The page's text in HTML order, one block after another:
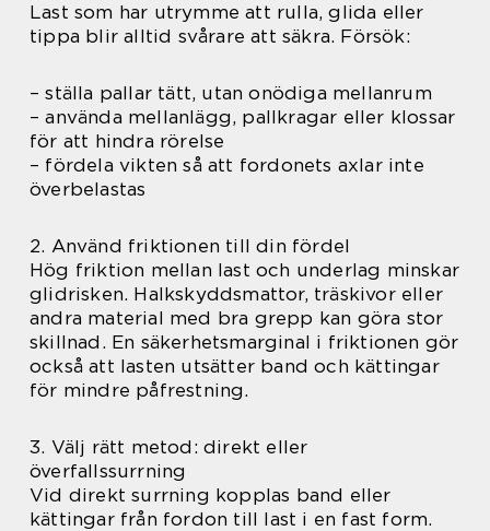
Last som har utrymme att rulla, glida eller
tippa blir alltid svårare att säkra. Försök:
– ställa pallar tätt, utan onödiga mellanrum
– använda mellanlägg, pallkragar eller klossar
för att hindra rörelse
– fördela vikten så att fordonets axlar inte
överbelastas
2. Använd friktionen till din fördel
Hög friktion mellan last och underlag minskar
glidrisken. Halkskyddsmattor, träskivor eller
andra material med bra grepp kan göra stor
skillnad. En säkerhetsmarginal i friktionen gör
också att lasten utsätter band och kättingar
för mindre påfrestning.
3. Välj rätt metod: direkt eller
överfallssurrning
Vid direkt surrning kopplas band eller
kättingar från fordon till last i en fast form.